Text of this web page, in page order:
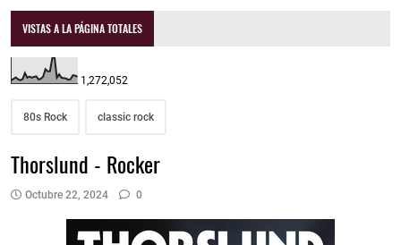
VISTAS A LA PÁGINA TOTALES
1,272,052
80s Rock classic rock
Thorslund - Rocker
Octubre 22, 2024 0